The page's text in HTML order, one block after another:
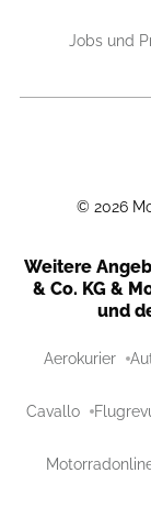
Jobs und
© 2026
Weitere
& Co. KG &
und
Aerokurier
Cavallo